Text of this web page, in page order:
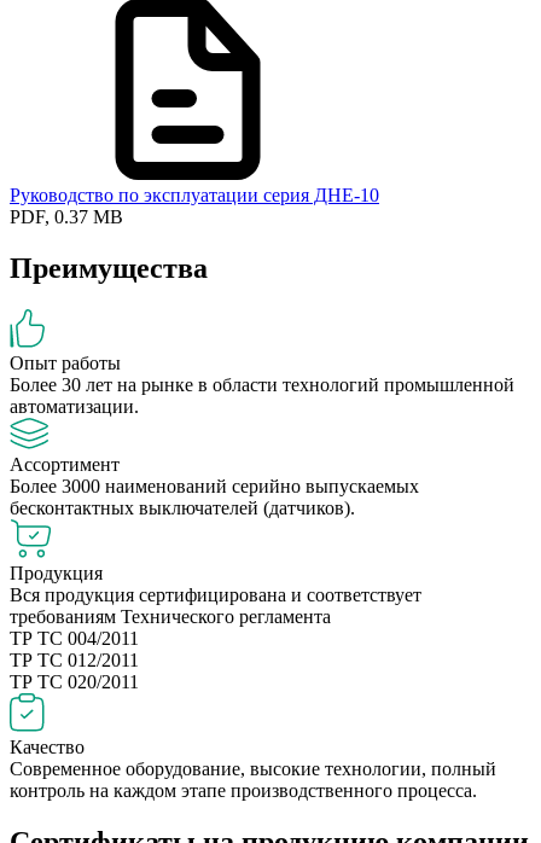
Руководство по эксплуатации серия ДНЕ-10
PDF, 0.37 MB
Преимущества
Опыт работы
Более 30 лет на рынке в области технологий промышленной
автоматизации.
Ассортимент
Более 3000 наименований серийно выпускаемых
бесконтактных выключателей (датчиков).
Продукция
Вся продукция сертифицирована и соответствует
требованиям Технического регламента
ТР ТС 004/2011
ТР ТС 012/2011
ТР ТС 020/2011
Качество
Современное оборудование, высокие технологии, полный
контроль на каждом этапе производственного процесса.